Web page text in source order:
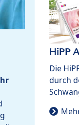
HiPP
Die
durch